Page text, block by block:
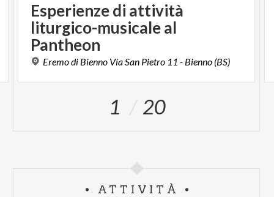
Esperienze di attività
liturgico-musicale al
Pantheon
Eremodi Bienno ViaSan Pietro 11 - Bienno (BS)
1 20
ATTIVITÀ